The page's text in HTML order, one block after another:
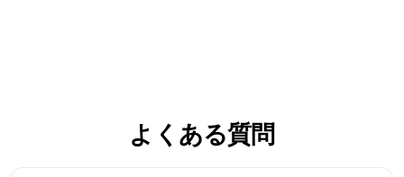
よくある質問